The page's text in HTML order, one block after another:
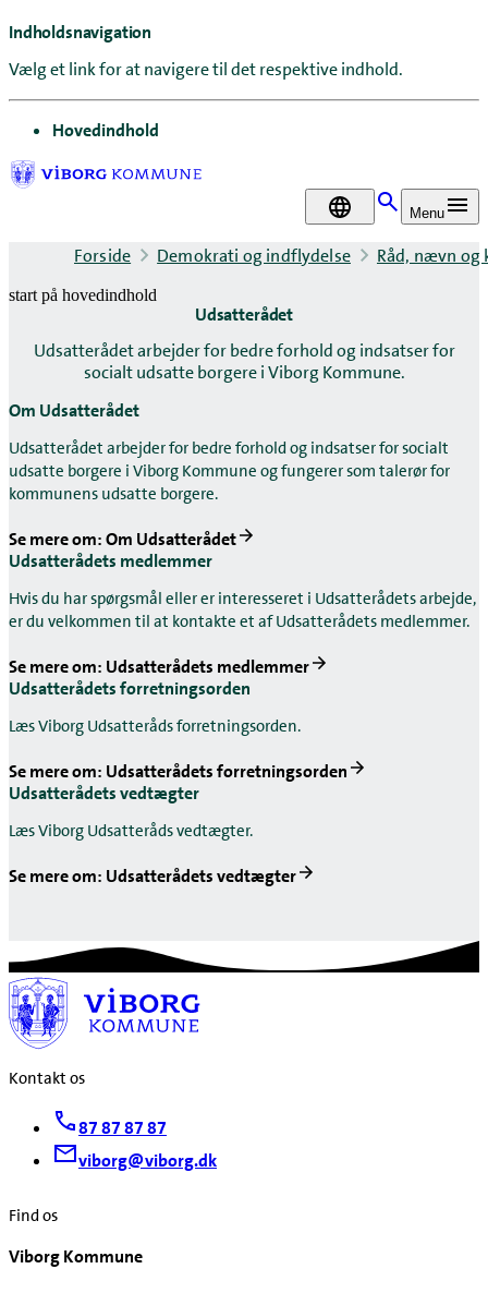
Indholdsnavigation
Vælg et link for at navigere til det respektive indhold.
gå til
Hovedindhold
DA Menu
Forside Demokrati og indflydelse Råd, nævn og
start på hovedindhold
Udsatterådet
Udsatterådet arbejder for bedre forhold og indsatser for
socialt udsatte borgere i Viborg Kommune.
senest opdateret 16. december 2025
Om Udsatterådet
Udsatterådet arbejder for bedre forhold og indsatser for socialt
udsatte borgere i Viborg Kommune og fungerer som talerør for
kommunens udsatte borgere.
Se mere om: Om Udsatterådet
Udsatterådets medlemmer
Hvis du har spørgsmål eller er interesseret i Udsatterådets arbejde,
er du velkommen til at kontakte et af Udsatterådets medlemmer.
Se mere om: Udsatterådets medlemmer
Udsatterådets forretningsorden
Læs Viborg Udsatteråds forretningsorden.
Se mere om: Udsatterådets forretningsorden
Udsatterådets vedtægter
Læs Viborg Udsatteråds vedtægter.
Se mere om: Udsatterådets vedtægter
Kontakt os
87 87 87 87
viborg@viborg.dk
Find os
Viborg Kommune